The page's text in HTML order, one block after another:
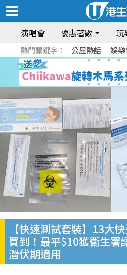
演唱會 優惠著數 玩
熱門關鍵字： 公屋熱話 娛樂
【快速測試套裝】13大
買到！最平$10獲衛生署
潛伏期適用